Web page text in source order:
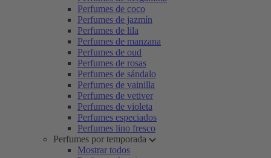
Perfumes de coco
Perfumes de jazmín
Perfumes de lila
Perfumes de manzana
Perfumes de oud
Perfumes de rosas
Perfumes de sándalo
Perfumes de vainilla
Perfumes de vetiver
Perfumes de violeta
Perfumes especiados
Perfumes lino fresco
Perfumes por temporada
Mostrar todos